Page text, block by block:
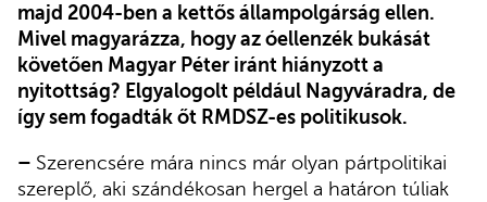
majd 2004-ben a kettős állampolgárság ellen.
Mivel magyarázza, hogy az óellenzék bukását
követően Magyar Péter iránt hiányzott a
nyitottság? Elgyalogolt például Nagyváradra, de
így sem fogadták őt RMDSZ-es politikusok.
– Szerencsére mára nincs már olyan pártpolitikai
szereplő, aki szándékosan hergel a határon túliak